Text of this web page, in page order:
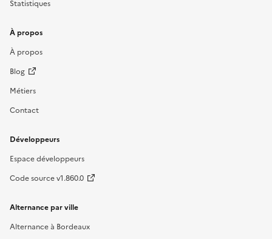
Statistiques
À propos
À propos
Blog
Métiers
Contact
Développeurs
Espace développeurs
Code source v1.860.0
Alternance par ville
Alternance à Bordeaux